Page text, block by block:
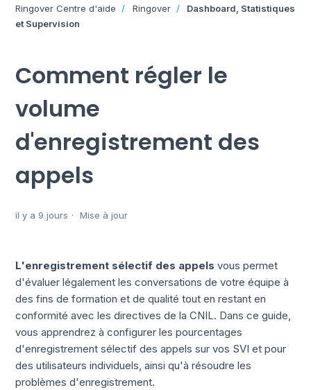
Ringover Centre d'aide Ringover
Dashboard, Statistiques
et Supervision
Comment régler le
volume
d'enregistrement des
appels
il y a 9 jours Mise à jour
L'enregistrement sélectif des appels vous permet
d'évaluer légalement les conversations de votre équipe à
des fins de formation et de qualité tout en restant en
conformité avec les directives de la CNIL. Dans ce guide,
vous apprendrez à configurer les pourcentages
d'enregistrement sélectif des appels sur vos SVI et pour
des utilisateurs individuels, ainsi qu'à résoudre les
problèmes d'enregistrement.